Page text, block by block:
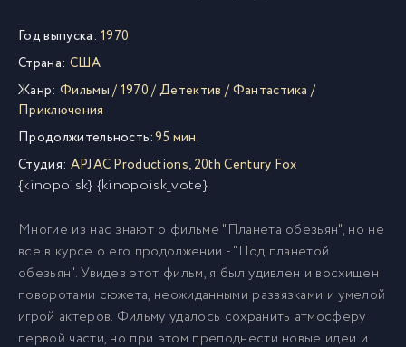
Год выпуска: 1970
Страна: США
Жанр: Фильмы/ 1970/Детектив /Фантастика /
Приключения
Продолжительность:95 мин.
Студия: APJAC Productions,20th Century Fox
{kinopoisk} {kinopoisk_vote}
Многие из нас знают о фильме "Планета обезьян", но не
все в курсе о его продолжении - "Под планетой
обезьян". Увидев этот фильм, я был удивлен и восхищен
поворотами сюжета, неожиданными развязками и умелой
игрой актеров. Фильму удалось сохранить атмосферу
первой части, но при этом преподнести новые идеи и